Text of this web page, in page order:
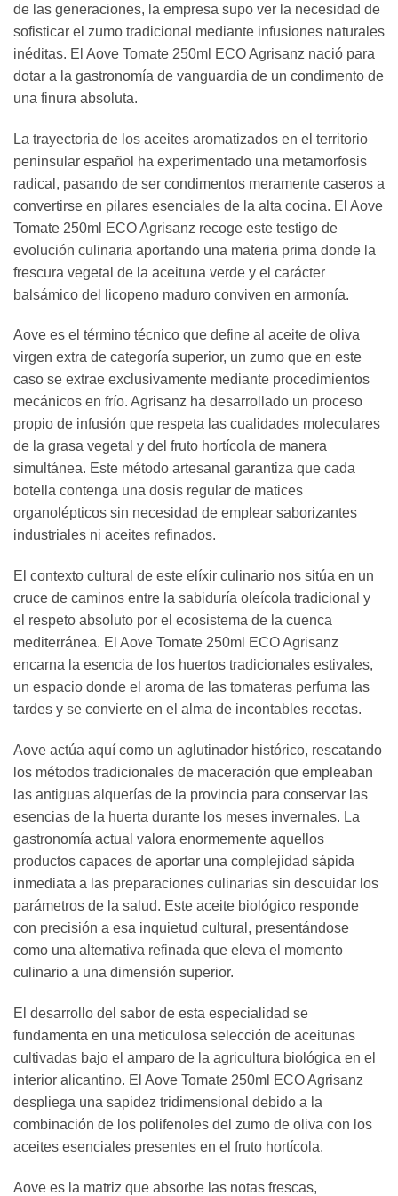
de las generaciones, la empresa supo ver la necesidad de
sofisticar el zumo tradicional mediante infusiones naturales
inéditas. El Aove Tomate 250ml ECO Agrisanz nació para
dotar a la gastronomía de vanguardia de un condimento de
una finura absoluta.
La trayectoria de los aceites aromatizados en el territorio
peninsular español ha experimentado una metamorfosis
radical, pasando de ser condimentos meramente caseros a
convertirse en pilares esenciales de la alta cocina. El Aove
Tomate 250ml ECO Agrisanz recoge este testigo de
evolución culinaria aportando una materia prima donde la
frescura vegetal de la aceituna verde y el carácter
balsámico del licopeno maduro conviven en armonía.
Aove es el término técnico que define al aceite de oliva
virgen extra de categoría superior, un zumo que en este
caso se extrae exclusivamente mediante procedimientos
mecánicos en frío. Agrisanz ha desarrollado un proceso
propio de infusión que respeta las cualidades moleculares
de la grasa vegetal y del fruto hortícola de manera
simultánea. Este método artesanal garantiza que cada
botella contenga una dosis regular de matices
organolépticos sin necesidad de emplear saborizantes
industriales ni aceites refinados.
El contexto cultural de este elíxir culinario nos sitúa en un
cruce de caminos entre la sabiduría oleícola tradicional y
el respeto absoluto por el ecosistema de la cuenca
mediterránea. El Aove Tomate 250ml ECO Agrisanz
encarna la esencia de los huertos tradicionales estivales,
un espacio donde el aroma de las tomateras perfuma las
tardes y se convierte en el alma de incontables recetas.
Aove actúa aquí como un aglutinador histórico, rescatando
los métodos tradicionales de maceración que empleaban
las antiguas alquerías de la provincia para conservar las
esencias de la huerta durante los meses invernales. La
gastronomía actual valora enormemente aquellos
productos capaces de aportar una complejidad sápida
inmediata a las preparaciones culinarias sin descuidar los
parámetros de la salud. Este aceite biológico responde
con precisión a esa inquietud cultural, presentándose
como una alternativa refinada que eleva el momento
culinario a una dimensión superior.
El desarrollo del sabor de esta especialidad se
fundamenta en una meticulosa selección de aceitunas
cultivadas bajo el amparo de la agricultura biológica en el
interior alicantino. El Aove Tomate 250ml ECO Agrisanz
despliega una sapidez tridimensional debido a la
combinación de los polifenoles del zumo de oliva con los
aceites esenciales presentes en el fruto hortícola.
Aove es la matriz que absorbe las notas frescas,